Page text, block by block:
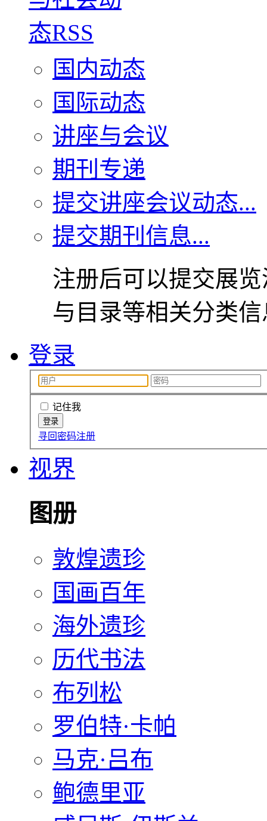
国内动态
国际动态
讲座与会议
期刊专递
提交讲座会议动态...
提交期刊信息...
注册后可以提交展
与目录等相关分类
登录
记住我
寻回密码注册
视界
图册
敦煌遗珍
国画百年
海外遗珍
历代书法
布列松
罗伯特·卡帕
马克·吕布
鲍德里亚